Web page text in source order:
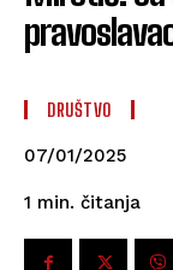
DRUŠTVO
07/01/2025
1 min. čitanja